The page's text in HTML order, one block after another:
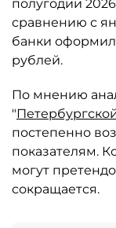
полугодии
сравнению с
банки
рублей.
По мнению
"
постепенно
показателям.
могут
сокращается.